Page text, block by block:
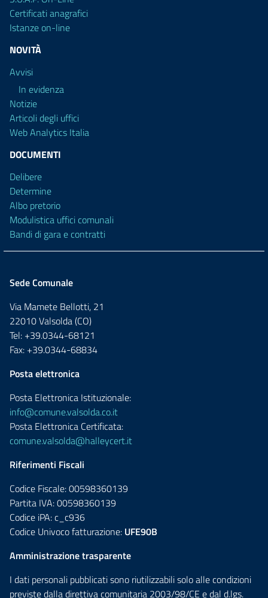
Certificati anagrafici
Istanze on-line
NOVITÀ
Avvisi
In evidenza
Notizie
Articoli degli uffici
Web Analytics Italia
DOCUMENTI
Delibere
Determine
Albo pretorio
Modulistica uffici comunali
Bandi di gara e contratti
Sede Comunale
Via Mamete Bellotti, 21
22010 Valsolda (CO)
Tel: +39.0344-68121
Fax: +39.0344-68834
Posta elettronica
Posta Elettronica Istituzionale:
info@comune.valsolda.co.it
Posta Elettronica Certificata:
comune.valsolda@halleycert.it
Riferimenti Fiscali
Codice Fiscale: 00598360139
Partita IVA: 00598360139
Codice iPA: c_c936
Codice Univoco fatturazione: UFE90B
Amministrazione trasparente
I dati personali pubblicati sono riutilizzabili solo alle condizioni
previste dalla direttiva comunitaria 2003/98/CE e dal d.lgs.